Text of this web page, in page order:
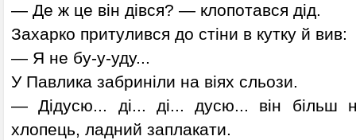
— Де ж це він дівся? — клопотався дід.
Захарко притулився до стіни в кутку й вив:
— Я не бу-у-уду...
У Павлика забриніли на віях сльози.
— Дідусю... ді... ді... дусю... він більш
хлопець, ладний заплакати.